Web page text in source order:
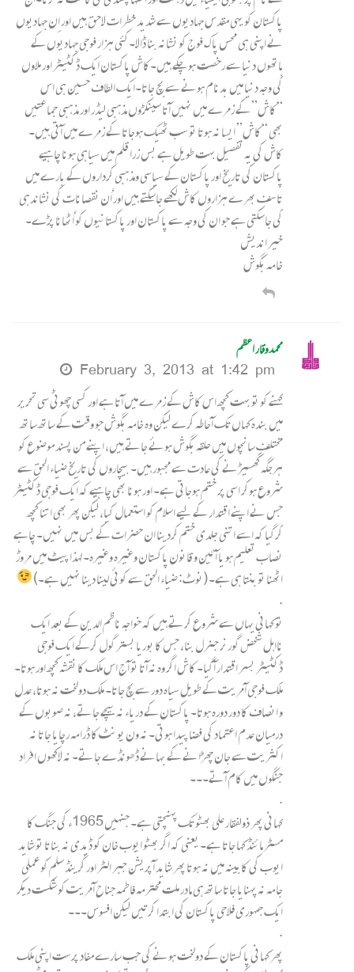
پاکستان کو یہی مقدس جہادیوں سے شدید خطرات لاحق ہیں اور اِن جہادیوں
نے اپنی ہی محس پاک فوج کو نشانہ بنا ڈالا۔کئی ہزار فوجی جہادیوں کے
ہاتھوں دنیا سے رخصت ہوچکے ہیں۔کاش پاکستان ایک ڈکٹیٹر اور ملاوں
کی وجہ دنیا میں بدنام ہونے سے بچ جاتا۔ایک الطاف حسین ہی اس
“کاش” کے زمرے میں نہیں آتا سینکڑوں مذہبی لیڈر اور مذہبی جماعتیں
بھی “کاش” ایسا نہ ہوتا تو سب ٹھیک ہوجاتا کے زمرے میں آتی ہیں۔
کاش کی یہ تفصیل بہت طویل ہے بس زرا قلم میں سیاہی ہونا چاہیے
پاکستان کی تاریخ اور پاکستان کے سیاسی ومذہبی کرداروں کے بارے میں
تاسف بھرے ہزاروں کاش لکھے جاسکتے ہیں اور اُن نقصانات کی نشاندہی
کی جاسکتی ہے جو ان کی وجہ سے پاکستان اور پاکستانیوں کو اُٹھانا پڑے۔
خیر اندیش
خامہ بگوش
محمد وقار اعظم
February 3, 2013 at 1:42 pm
کہنے کو تو بہت کچھ اس کاش کے زمرے میں آتا ہے اور کسی چھوٹی سی تحریر
میں بندہ کہاں تک آحاطہ کرے لیکن وہ خامہ بگوش جو وقت کے ساتھ ساتھ
مختلف سانچوں میں حلقہ بگوش ہوئے جاتے ہیں، اپنے من پسند موضوع کو
ہرجگہ گھسیڑنے کی عادت سے مجبور ہیں۔ بیچاروں کی تاریخ ضیاء الحق سے
شروع ہوکر اسی پر ختم ہوجاتی ہے۔ اور ہونا بھی چاہیے کہ ایک فوجی ڈکٹیٹر
جس نے اپنے اقتدار کے لیے اسلام کو استعمال کیا، لیکن پھر بھی اتنا کچھ
کرگیا کہ اسے اتنی جلدی ختم کردینا ان حضرات کے بس میں نہیں۔ چاہے
نصاب تعلیم ہو یا آئین و قانون پاکستان وغیرہ وغیرہ۔ لہذا پیٹ میں مروڑ
اٹھنا تو بنتا ہی ہے۔ (نوٹ: ضیاء الحق سے کوئی لینا دینا نہیں ہے۔)
.
تو کہانی یہاں سے شروع کرتے ہیں کہ خواجہ ناظم الدین کے بعد ایک
نااہل شخض گورنر جنرل بنا، جس کا بوریا بستر گول کرکے ایک فوجی
ڈکٹیٹر بسر اقتدار آگیا۔ کاش اگر وہ نہ آتا تو آج اس ملک کا نقشہ کچھ اور ہوتا۔
ملک فوجی آمریت کے طویل سیاہ دور سے بچ جاتا۔ ملک دولخت نہ ہوتا، عدل
و انصاف کا دور دورہ ہوتا۔ پاکستان کے دریاء نہ بیچے جاتے، نہ صوبوں کے
درمیان عدم اعتماد کی فضا پیدا ہوتی۔ نہ ون یونٹ کا ڈرامہ رچایا جاتا نہ
اکثریت سے جان چھڑانے کے بہانے ڈھونڈے جاتے۔ نہ لاکھوں افراد
جنگوں میں کام آتے۔۔۔
.
کہانی پھر ذولفقار علی بھٹو تک پہنچتی ہے۔ جنہیں 1965ء کی جنگ کا
مسٹر مائنڈ کہا جاتا ہے۔ یعنی کہ اگر بھٹو ایوب خان کو ڈیدی نہ بناتا تو شاید
ایوب کی کابینہ میں نہ ہوتا پھر شاید آپریشن جبر الٹر اور گرینڈ سلم کو عملی
جامہ نہ پہنایا جاتا ساتھ ہی مادر ملت محترمہ فاطمہ جناح آمریت کو شکست دیکر
ایک جمہوری فلاحی پاکستان کی ابتدا کرتیں لیکن افسوس۔۔۔
.
پھر کہانی پاکستان کے دولخت ہونے کی جب سارے مفاد پرست اپنی ملک